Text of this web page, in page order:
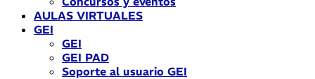
AULAS VIRTUALES
GEI
GEI
GEI PAD
Soporte al usuario GEI